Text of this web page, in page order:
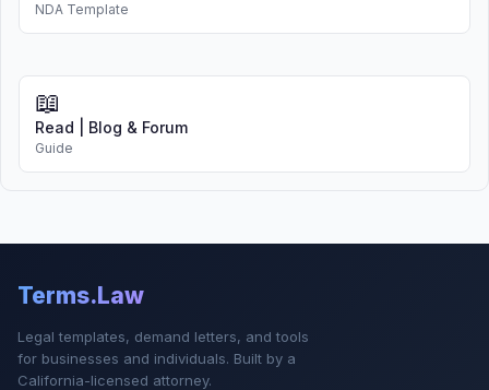
NDA Template
📖
Read | Blog & Forum
Guide
Terms.Law
Legal templates, demand letters, and tools
for businesses and individuals. Built by a
California-licensed attorney.